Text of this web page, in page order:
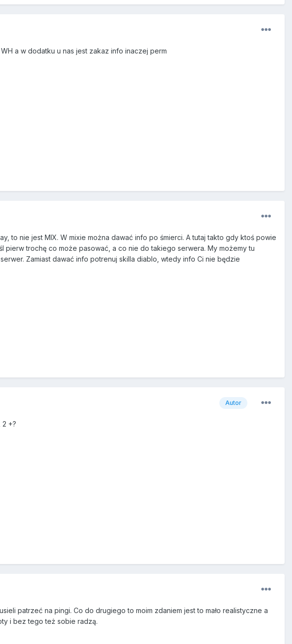
a w dodatku u nas jest zakaz info inaczej perm
to nie jest MIX. W mixie można dawać info po śmierci. A tutaj takto gdy ktoś powie
pierw trochę co może pasować, a co nie do takiego serwera. My możemy tu
Zamiast dawać info potrenuj skilla diablo, wtedy info Ci nie będzie
Autor
+?
patrzeć na pingi. Co do drugiego to moim zdaniem jest to mało realistyczne a
i bez tego też sobie radzą.